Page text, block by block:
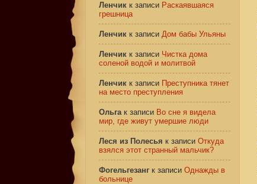
Ленчик к записи Раскаявшаяся
грешница
Ленчик к записи Дом бабы Ульяны
Ленчик к записи Чистка дома
соленой водой и молитвой
Ленчик к записи Преступника тянет
на место преступления
Ольгак записи Во сне я видела
мир, где живут умершие люди
Леся из Полесья к записи Откуда
взялся этот странный мальчик?
Фогельгезанг к записи Однажды в
больнице